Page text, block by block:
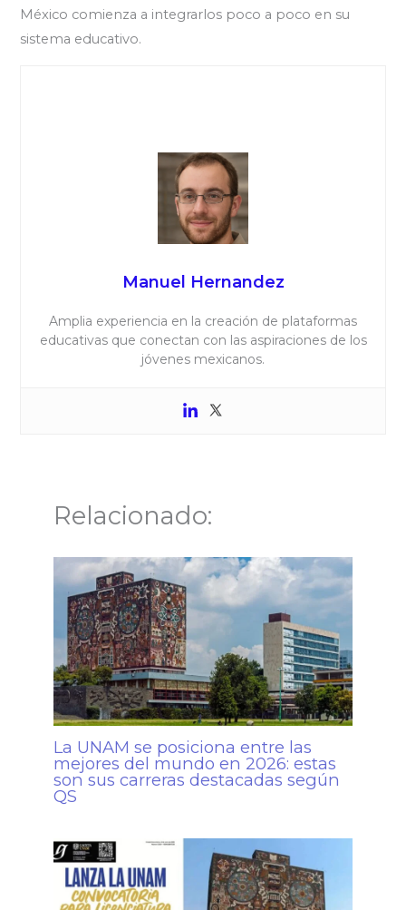
México comienza a integrarlos poco a poco en su
sistema educativo.
Manuel Hernandez
Amplia experiencia en la creación de plataformas
educativas que conectan con las aspiraciones de los
jóvenes mexicanos.
Relacionado:
La UNAM se posiciona entre las
mejores del mundo en 2026: estas
son sus carreras destacadas según
QS